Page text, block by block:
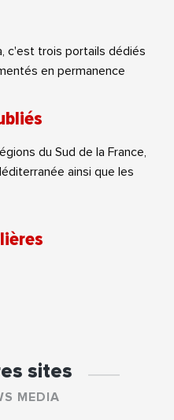
c'est trois portails dédiés
en permanence
du Sud de la France,
ainsi que les
sites
MEDIA